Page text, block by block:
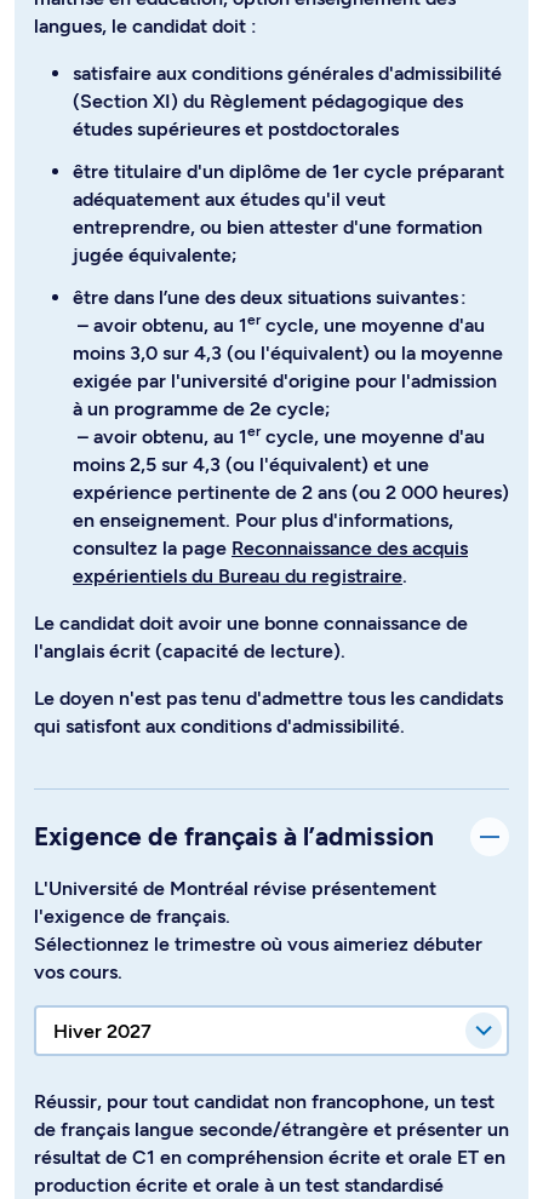
langues, le candidat doit :
satisfaire aux conditions générales d'admissibilité
(Section XI) du Règlement pédagogique des
études supérieures et postdoctorales
être titulaire d'un diplôme de 1er cycle préparant
adéquatement aux études qu'il veut
entreprendre, ou bien attester d'une formation
jugée équivalente;
être dans l’une des deux situations suivantes :
– avoir obtenu, au 1ercycle, une moyenne d'au
moins 3,0 sur 4,3 (ou l'équivalent) ou la moyenne
exigée par l'université d'origine pour l'admission
à un programme de 2e cycle;
– avoir obtenu, au 1ercycle, une moyenne d'au
moins 2,5 sur 4,3 (ou l'équivalent) et une
expérience pertinente de 2 ans (ou 2 000 heures)
en enseignement. Pour plus d'informations,
consultez la page Reconnaissance des acquis
expérientiels du Bureau du registraire.
Le candidat doit avoir une bonne connaissance de
l'anglais écrit (capacité de lecture).
Le doyen n'est pas tenu d'admettre tous les candidats
qui satisfont aux conditions d'admissibilité.
Exigence de français à l’admission
L'Université de Montréal révise présentement
l'exigence de français.
Sélectionnez le trimestre où vous aimeriez débuter
vos cours.
Réussir, pour tout candidat non francophone, un test
de français langue seconde/étrangère et présenter un
résultat de C1 en compréhension écrite et orale ET en
production écrite et orale à un test standardisé